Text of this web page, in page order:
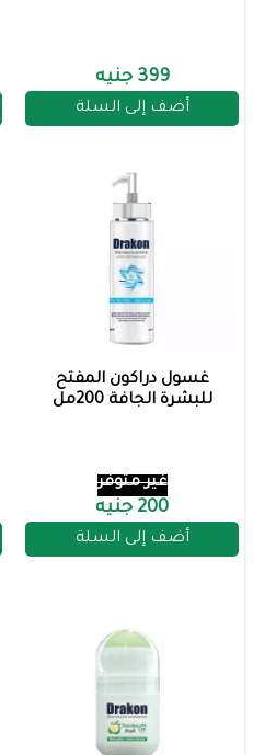
399 جنيه
أضف إلى السلة
غسول دراكون المفتح
للبشرة الجافة 200مل
غير متوفر
200 جنيه
أضف إلى السلة